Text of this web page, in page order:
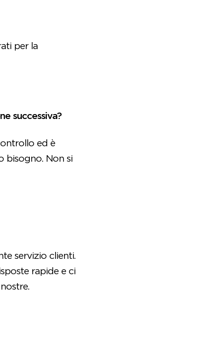
per la
successiva?
ed è
bisogno. Non si
servizio clienti.
rapide e ci